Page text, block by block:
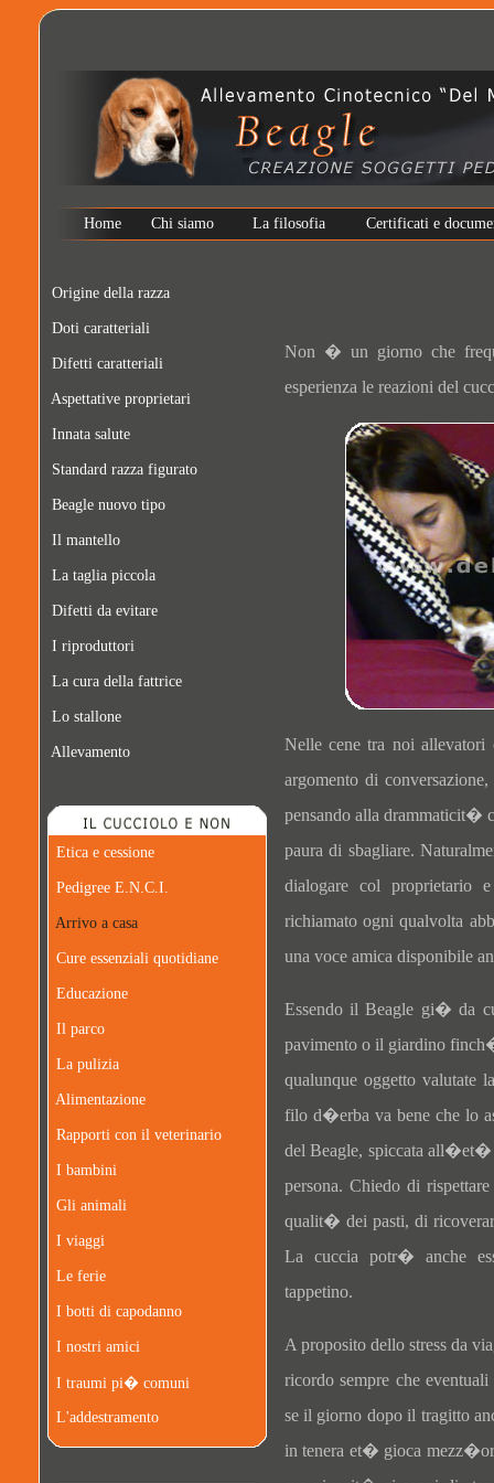
Home Chi siamo La filosofia Certificati e
Origine della razza
Doti caratteriali
Difetti caratteriali
Aspettative proprietari
Innata salute
Standard razza figurato
Beagle nuovo tipo
Il mantello
La taglia piccola
Difetti da evitare
I riproduttori
La cura della fattrice
Lo stallone
Allevamento
Etica e cessione
Pedigree E.N.C.I.
Arrivo a casa
Cure essenziali quotidiane
Educazione
Il parco
La pulizia
Alimentazione
Rapporti con il veterinario
I bambini
Gli animali
I viaggi
Le ferie
I botti di capodanno
I nostri amici
I traumi pi� comuni
L'addestramento
Non � un giorno che
esperienza le reazioni del
Nelle cene tra noi
argomento di
pensando alla drammaticit�
paura di sbagliare.
dialogare col proprietario
richiamato ogni qualvolta
una voce amica disponibile
Essendo il Beagle gi� da
pavimento o il giardino
qualunque oggetto valutate
filo d�erba va bene che lo
del Beagle, spiccata
persona. Chiedo di
qualit� dei pasti, di
La cuccia potr� anche
tappetino.
A proposito dello stress da
ricordo sempre che
se il giorno dopo il tragitto
in tenera et� gioca